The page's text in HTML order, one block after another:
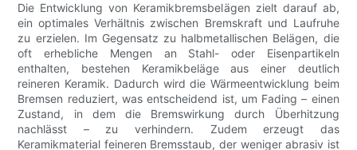
Die Entwicklung von Keramikbremsbelägen zielt darauf ab,
ein optimales Verhältnis zwischen Bremskraft und Laufruhe
zu erzielen. Im Gegensatz zu halbmetallischen Belägen, die
oft erhebliche Mengen an Stahl- oder Eisenpartikeln
enthalten, bestehen Keramikbeläge aus einer deutlich
reineren Keramik. Dadurch wird die Wärmeentwicklung beim
Bremsen reduziert, was entscheidend ist, um Fading – einen
Zustand, in dem die Bremswirkung durch Überhitzung
nachlässt – zu verhindern. Zudem erzeugt das
Keramikmaterial feineren Bremsstaub, der weniger abrasiv ist